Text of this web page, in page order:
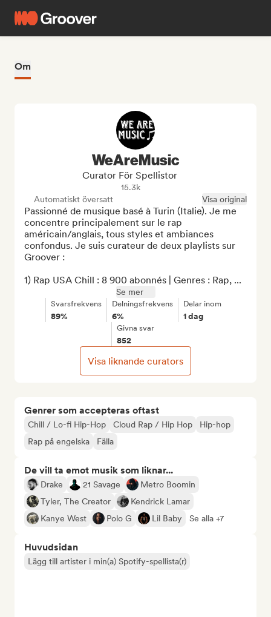
Om
Genrer som accepteras oftast
Chill / Lo-fi Hip-Hop Cloud Rap / Hip Hop
Hip-hop
Rap på engelska
Fälla
De vill ta emot musik som liknar...
Drake 21 Savage
Metro Boomin
Tyler, The Creator
Kendrick Lamar
Kanye West
Polo G Lil Baby Se alla +7
Huvudsidan
Lägg till artister i min(a) Spotify-spellista(r)
WeAreMusic
Curator För Spellistor
15.3k
Automatiskt översatt
Visa original
Passionné de musique basé à Turin (Italie). Je me
concentre principalement sur le rap
américain/anglais, tous styles et ambiances
confondus. Je suis curateur de deux playlists sur
Groover :
1) Rap USA Chill : 8 900 abonnés | Genres : Rap, ...
Se mer
Svarsfrekvens
89%
Delningsfrekvens
6%
Delar inom
1 dag
Givna svar
852
Visa liknande curators